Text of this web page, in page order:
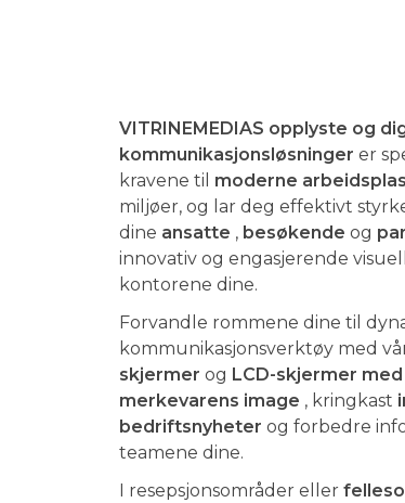
VITRINEMEDIAS opplyste og
kommunikasjonsløsninger er
kravene til moderne
miljøer, og lar deg effektivt
dine ansatte , besøkende og
innovativ og engasjerende
kontorene dine.
Forvandle rommene dine til
kommunikasjonsverktøy med
skjermer og LCD-skjermer
merkevarens image , kringkast
bedriftsnyheter og forbedre
teamene dine.
I resepsjonsområder eller